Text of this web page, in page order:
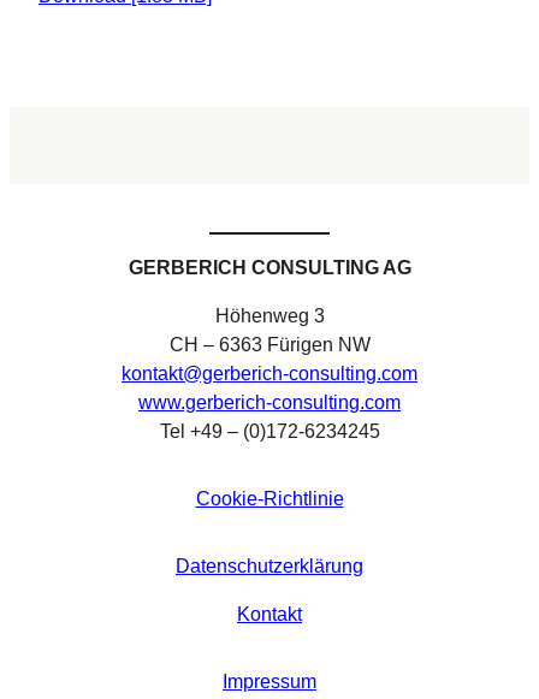
GERBERICH CONSULTING AG
Höhenweg 3
CH – 6363 Fürigen NW
kontakt@gerberich-consulting.com
www.gerberich-consulting.com
Tel +49 – (0)172-6234245
Cookie-Richtlinie
Datenschutzerklärung
Kontakt
Impressum